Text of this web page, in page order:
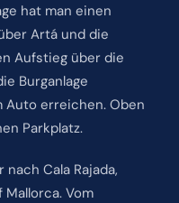
hat man einen
Artá und die
Aufstieg über die
Burganlage
Auto erreichen. Oben
Parkplatz.
Cala Rajada,
Vom